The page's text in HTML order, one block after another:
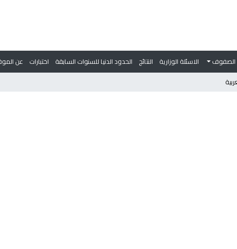
الصفوف الاسئلة الوزارية النتائج الحدود الدنيا للسنوات السابقة اختبارات عن